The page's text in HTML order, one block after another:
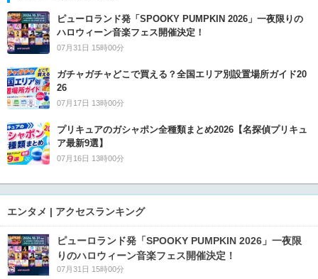
ピューロランド発「SPOOKY PUMPKIN 2026」一夜限りの
ハロウィーン音楽フェス開催決定！
07月31日 15時00分
ガチャガチャどこで買える？全国エリア別設置場所ガイド20
26
07月17日 13時00分
プリキュアのガシャポン全種類まとめ2026【名探偵プリキュ
ア最新9選】
07月16日 13時00分
エンタメ | アクセスランキング
ピューロランド発「SPOOKY PUMPKIN 2026」一夜限
りのハロウィーン音楽フェス開催決定！
07月31日 15時00分